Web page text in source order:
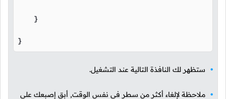
    }
}
ستظهر لك النافذة التالية عند التشغيل.
ملاحظة لإلغاء أكثر من سطر في نفس الوقت, أبق إصبعك على